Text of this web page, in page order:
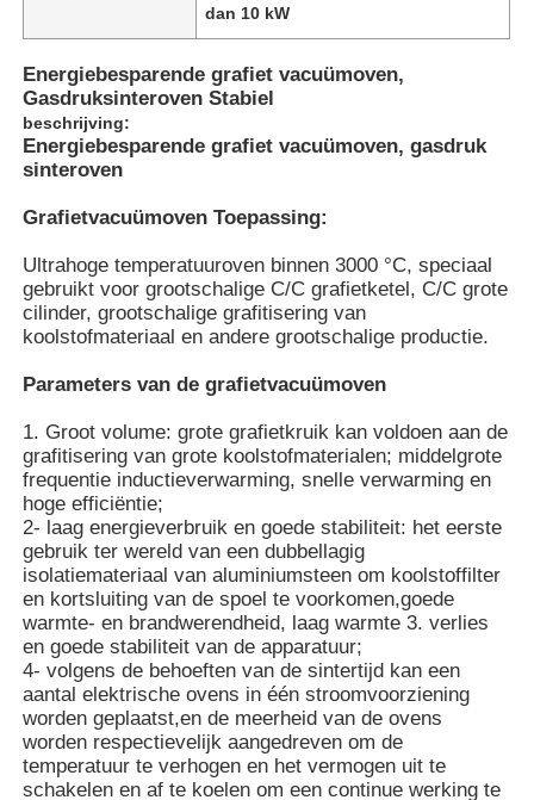
Huis
Producten
VR-show
dan 10 kW
Energiebesparende grafiet vacuümoven,
Gasdruksinteroven Stabiel
beschrijving:
Energiebesparende grafiet vacuümoven, gasdruk
sinteroven
Grafietvacuümoven Toepassing:
Ultrahoge temperatuuroven binnen 3000 °C, speciaal
gebruikt voor grootschalige C/C grafietketel, C/C grote
cilinder, grootschalige grafitisering van
koolstofmateriaal en andere grootschalige productie.
Parameters van de grafietvacuümoven
1. Groot volume: grote grafietkruik kan voldoen aan de
grafitisering van grote koolstofmaterialen; middelgrote
frequentie inductieverwarming, snelle verwarming en
hoge efficiëntie;
2- laag energieverbruik en goede stabiliteit: het eerste
gebruik ter wereld van een dubbellagig
isolatiemateriaal van aluminiumsteen om koolstoffilter
en kortsluiting van de spoel te voorkomen,goede
warmte- en brandwerendheid, laag warmte 3. verlies
en goede stabiliteit van de apparatuur;
4- volgens de behoeften van de sintertijd kan een
aantal elektrische ovens in één stroomvoorziening
worden geplaatst,en de meerheid van de ovens
worden respectievelijk aangedreven om de
temperatuur te verhogen en het vermogen uit te
schakelen en af te koelen om een continue werking te